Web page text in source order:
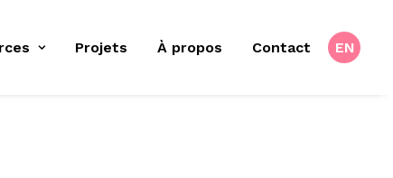
Projets À propos Contact EN